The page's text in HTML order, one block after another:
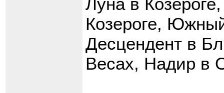
Козероге,
Десцендент в
Весах, Надир в